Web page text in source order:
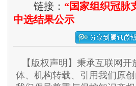
链接： “国家组织冠脉
中选结果公示
【版权声明】秉承互联网
体、机构转载、引用我们原